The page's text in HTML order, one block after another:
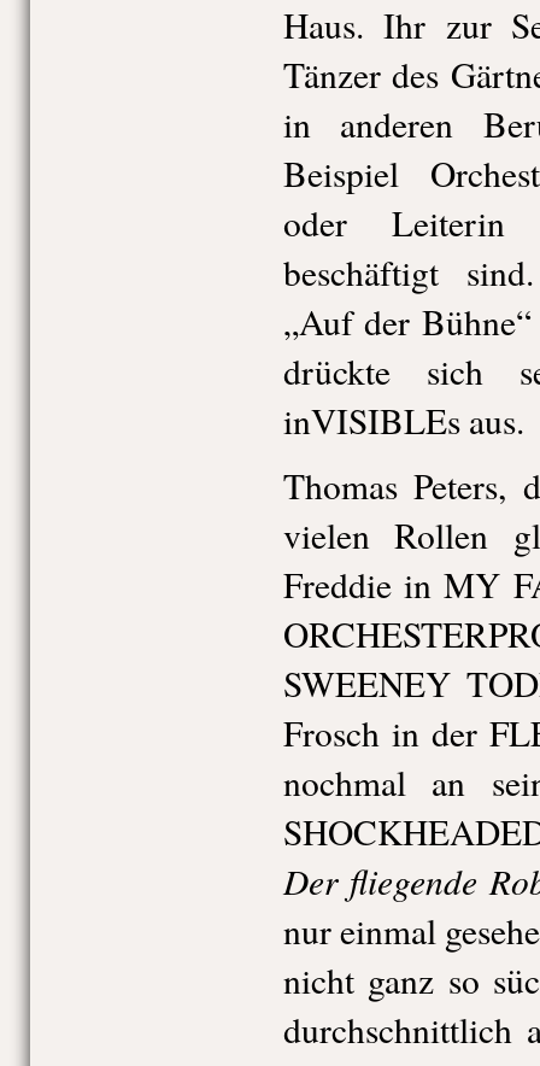
Haus. Ihr zur
Tänzer des
in anderen
Beispiel
oder Leiterin
beschäftigt
„Auf der
drückte sich
inVISIBLEs aus.
Thomas Peters,
vielen Rollen
Freddie in MY
SWEENEY
Frosch in der
nochmal an
Der fliegende
nur einmal
nicht ganz so
durchschnittlich